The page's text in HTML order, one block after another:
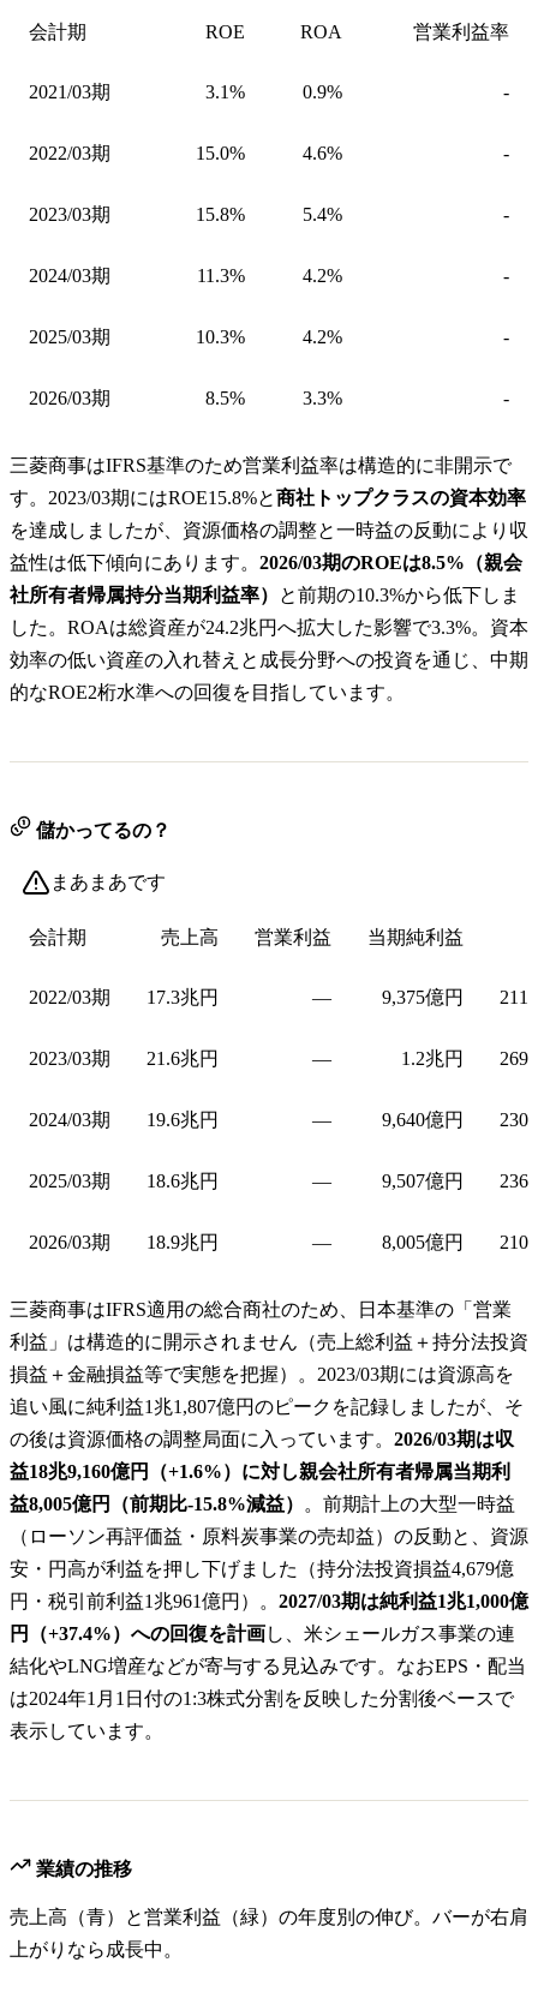
会計期 ROE ROA 営業利益率
2021/03期 3.1% 0.9% -
2022/03期 15.0% 4.6% -
2023/03期 15.8% 5.4% -
2024/03期 11.3% 4.2% -
2025/03期 10.3% 4.2% -
2026/03期 8.5% 3.3% -
三菱商事はIFRS基準のため営業利益率は構造的に非開示で
す。2023/03期にはROE15.8%と商社トップクラスの資本効率
を達成しましたが、資源価格の調整と一時益の反動により収
益性は低下傾向にあります。 2026/03期のROEは8.5%（親会
社所有者帰属持分当期利益率）
と前期の10.3%から低下しま
した。ROAは総資産が24.2兆円へ拡大した影響で3.3%。資本
効率の低い資産の入れ替えと成長分野への投資を通じ、中期
的なROE2桁水準への回復を目指しています。
儲かってるの？
まあまあです
会計期 売上高 営業利益 当期純利益
2022/03期 17.3兆円 — 9,375億円
2023/03期 21.6兆円 — 1.2兆円
2024/03期 19.6兆円 — 9,640億円
2025/03期 18.6兆円 — 9,507億円
2026/03期 18.9兆円 — 8,005億円
三菱商事はIFRS適用の総合商社のため、日本基準の「営業
利益」は構造的に開示されません（売上総利益＋持分法投資
損益＋金融損益等で実態を把握）。2023/03期には資源高を
追い風に純利益1兆1,807億円のピークを記録しましたが、そ
の後は資源価格の調整局面に入っています。 2026/03期は収
益18兆9,160億円（+1.6%）に対し親会社所有者帰属当期利
益8,005億円（前期比-15.8%減益）
。前期計上の大型一時益
（ローソン再評価益・原料炭事業の売却益）の反動と、資源
安・円高が利益を押し下げました（持分法投資損益4,679億
円・税引前利益1兆961億円）。 2027/03期は純利益1兆1,000億
円（+37.4%）への回復を計画し、米シェールガス事業の連
結化やLNG増産などが寄与する見込みです。なおEPS・配当
は2024年1月1日付の1:3株式分割を反映した分割後ベースで
表示しています。
業績の推移
売上高（青）と営業利益（緑）の年度別の伸び。バーが右肩
上がりなら成長中。